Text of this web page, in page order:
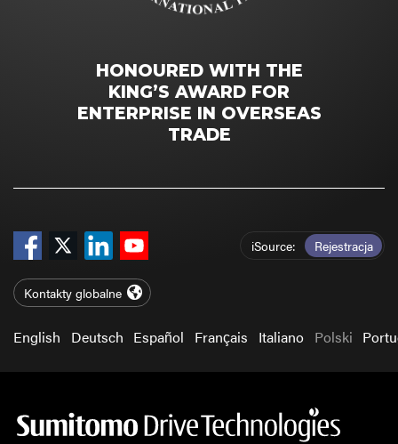
HONOURED WITH THE
KING’S AWARD FOR
ENTERPRISE IN OVERSEAS
TRADE
iSource Rejestracja
Kontakty globalne
English Deutsch Español Français Italiano Polski